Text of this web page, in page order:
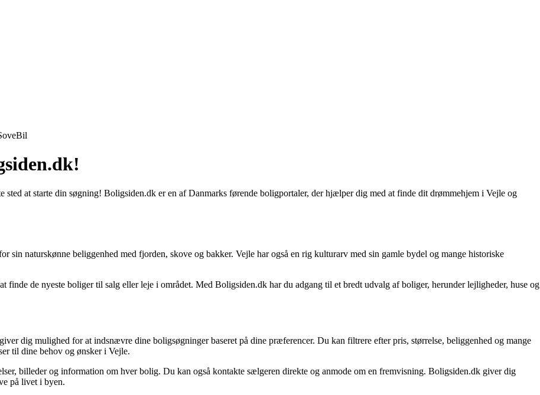
Bil
at starte din søgning! Boligsiden.dk er en af Danmarks førende boligportaler, der hjælper dig med at finde dit drømmehjem i Vejle og
sin naturskønne beliggenhed med fjorden, skove og bakker. Vejle har også en rig kulturarv med sin gamle bydel og mange historiske
finde de nyeste boliger til salg eller leje i området. Med Boligsiden.dk har du adgang til et bredt udvalg af boliger, herunder lejligheder, huse og
dig mulighed for at indsnævre dine boligsøgninger baseret på dine præferencer. Du kan filtrere efter pris, størrelse, beliggenhed og mange
til dine behov og ønsker i Vejle.
billeder og information om hver bolig. Du kan også kontakte sælgeren direkte og anmode om en fremvisning. Boligsiden.dk giver dig
på livet i byen.